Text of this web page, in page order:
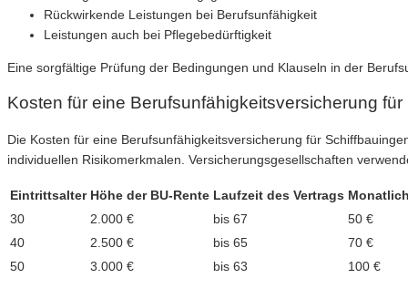
Rückwirkende Leistungen bei Berufsunfähigkeit
Leistungen auch bei Pflegebedürftigkeit
Eine sorgfältige Prüfung der Bedingungen und Klauseln in der
Kosten für eine Berufsunfähigkeitsversicherung
Die Kosten für eine Berufsunfähigkeitsversicherung für
individuellen Risikomerkmalen. Versicherungsgesellschaften
Eintrittsalter Höhe der BU-Rente Laufzeit des Vertrags
30
2.000 € bis 67
50 €
40
2.500 € bis 65
70 €
50
3.000 € bis 63 100 €